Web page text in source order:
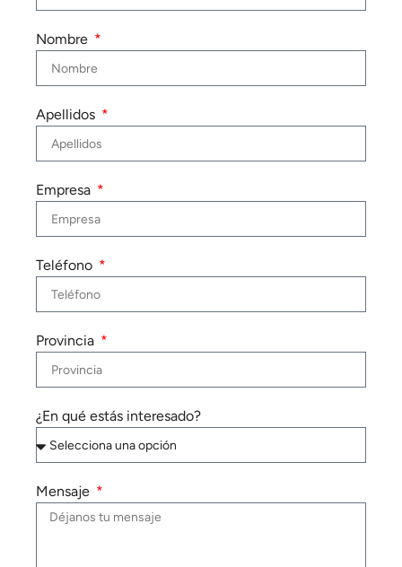
Nombre
Apellidos
Empresa
Teléfono
Provincia
¿En qué estás interesado?
Mensaje